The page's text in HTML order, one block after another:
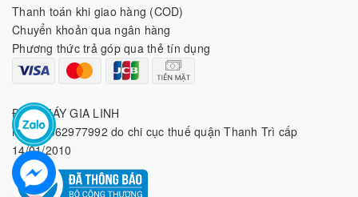
Thanh toán khi giao hàng (COD)
Chuyển khoản qua ngân hàng
Phương thức trả góp qua thẻ tín dụng
ĐIỆN MÁY GIA LINH
MST: 8062977992 do chi cục thuế quận Thanh Trì cấp
14/01/2010